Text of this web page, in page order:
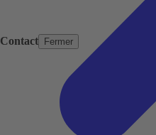
Contact Fermer